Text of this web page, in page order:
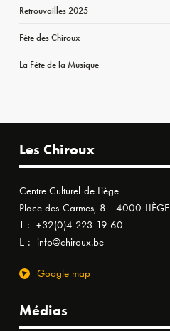
Retrouvailles 2025
Fête des Chiroux
La Fête de la Musique
Les Chiroux
Centre Culturel de Liège
Place des Carmes, 8 - 4000 LIÈGE
T : +32(0)4 223 19 60
E : info@chiroux.be
Google map
Médias